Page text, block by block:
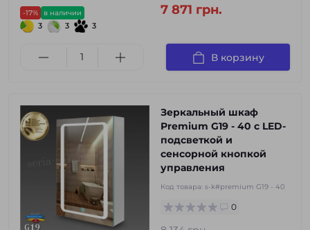
-17% в наличии
3 3 3
7 871 грн.
В корзину
Зеркальный шкаф
Premium G19 - 40 с LED-
подсветкой и
сенсорной кнопкой
управления
Код товара: s-k#premium G19 - 40
0